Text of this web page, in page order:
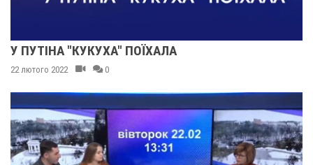
У ПУТІНА "КУКУХА" ПОЇХАЛА
22 лютого 2022 0